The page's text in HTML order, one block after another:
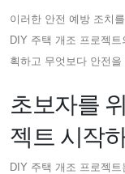
이러한 안전 예방 조치
DIY 주택 개조 프로젝
획하고 무엇보다 안전을
초보자를
젝트 시작
DIY 주택 개조 프로젝